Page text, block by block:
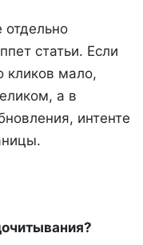
отдельно
статьи. Если
кликов мало,
а в
интенте